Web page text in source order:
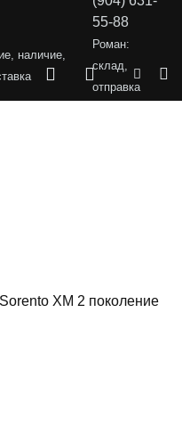
наличие,
55-88
Роман:
склад,
отправка
Sorento XM 2 поколение